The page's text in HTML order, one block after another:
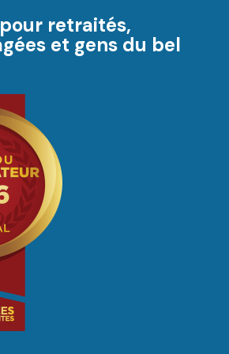
retraités,
et gens du bel